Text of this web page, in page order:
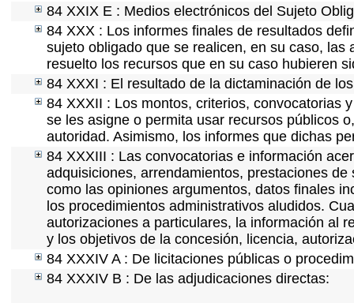
84 XXIX E : Medios electrónicos del Sujeto
84 XXX : Los informes finales de resultados
sujeto obligado que se realicen, en su caso,
resuelto los recursos que en su caso hubieren
84 XXXI : El resultado de la dictaminación de
84 XXXII : Los montos, criterios, convocatorias
se les asigne o permita usar recursos públicos
autoridad. Asimismo, los informes que dichas
84 XXXIII : Las convocatorias e información
adquisiciones, arrendamientos, prestaciones
como las opiniones argumentos, datos finales
los procedimientos administrativos aludidos.
autorizaciones a particulares, la información al
y los objetivos de la concesión, licencia,
84 XXXIV A : De licitaciones públicas o
84 XXXIV B : De las adjudicaciones directas: